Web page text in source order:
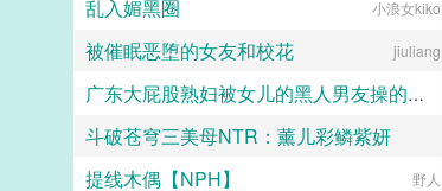
乱入媚黑圈 小浪女kiko
被催眠恶堕的女友和校花 jiuliang
广东大屁股熟妇被女儿的黑人男友操的浑身颤抖淫水喷满床单
斗破苍穹三美母NTR：薰儿彩鳞紫妍
大芋泥啵啵
提线木偶【NPH】 野人